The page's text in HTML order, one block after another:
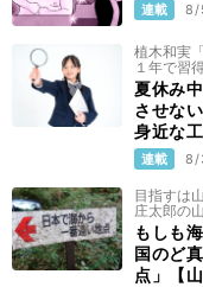
連載 8/
植木和実
１年で習
夏休み
させな
身近な
連載 8/
目指すは
庄太郎の
もしも
国のど
点」【